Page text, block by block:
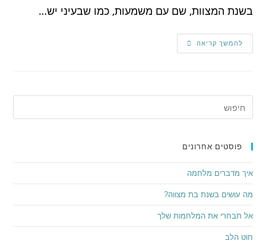
בשנת המצוות, שם עם משמעות, כמו שבעיני יש…
להמשך קריאה
פוסטים אחרונים
איך מדברים מלחמה
מה עושים בשנת בת מצווה?
אל תבחרי את המלחמות שלך
חוט הלב